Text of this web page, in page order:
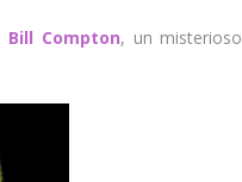
Bill Compton, un misterioso